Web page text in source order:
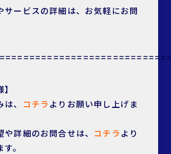
サービスの詳細は、お気軽にお問
、 コチラ よりお願い申し上げま
詳細のお問合せは、 コチラ より
。